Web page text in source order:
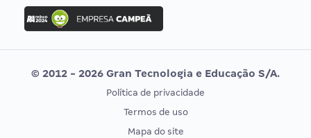
Concurso Ibama
Concurso MPU
Editais publicados
Vunesp
CONCURSOS POR PROFISSÃO
EXAME DE ORDEM
© 2012 - 2026 Gran Tecnologia e Educação S/A.
Política de privacidade
Termos de uso
Mapa do site